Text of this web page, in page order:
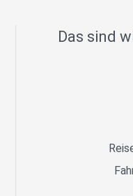
Das sind